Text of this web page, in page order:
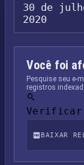
30 de
2020
Você foi
Pesquise seu e-
registros
Verificar
BAIXAR